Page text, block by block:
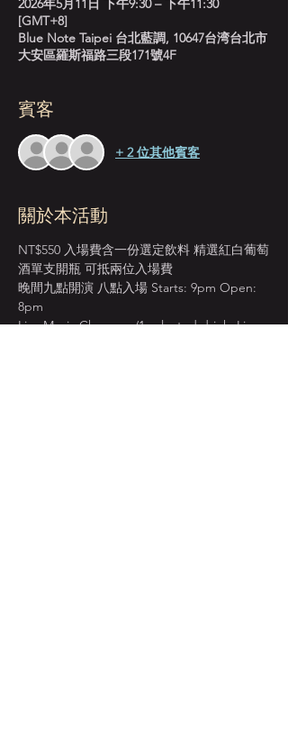
2026年5月11日 下午9:30 – 下午11:30
[GMT+8]
Blue Note Taipei 台北藍調, 10647台湾台北市
大安區羅斯福路三段171號4F
賓客
+ 2 位其他賓客
關於本活動
NT$550 入場費含一份選定飲料 精選紅白葡萄
酒單支開瓶 可抵兩位入場費
晚間九點開演 八點入場 Starts: 9pm Open:
8pm
Live Music Charge w/1 selected drink. Live